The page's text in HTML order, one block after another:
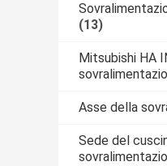
(13)
Mitsubishi HA
Asse della
Sede del